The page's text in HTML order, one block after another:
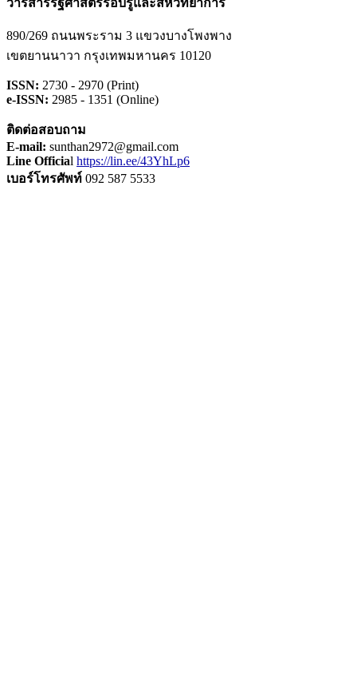
วารสารรัฐศาสตร์รอบรู้และสหวิทยาการ
890/269 ถนนพระราม 3 แขวงบางโพงพาง
เขตยานนาวา กรุงเทพมหานคร 10120
ISSN: 2730 - 2970 (Print)
e-ISSN: 2985 - 1351 (Online)
ติดต่อสอบถาม
E-mail: sunthan2972@gmail.com
Line Official https://lin.ee/43YhLp6
เบอร์โทรศัพท์ 092 587 5533